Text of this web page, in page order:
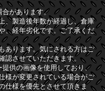
があります。
、製造後年数が経過し、倉庫
、経年劣化です。ご了承くだ
あります。気にされる方はご
認させていただきます。
供の画像を使用しており、
様が変更されている場合がご
仕様を優先とさせて頂きま